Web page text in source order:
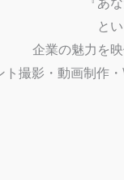
と
企業の魅力を
ト撮影・動画制作